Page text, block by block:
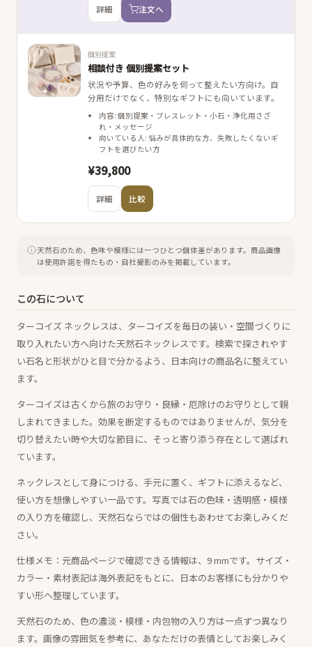
詳細 注文へ
個別提案
相談付き 個別提案セット
状況や予算、色の好みを伺って整えたい方向け。自
分用だけでなく、特別なギフトにも向いています。
内容: 個別提案・ブレスレット・小石・浄化用さざ
れ・メッセージ
向いている人: 悩みが具体的な方、失敗したくないギ
フトを選びたい方
¥39,800
詳細 比較
天然石のため、色味や模様には一つひとつ個体差があります。 商品画像
は使用許諾を得たもの・自社撮影のみを掲載しています。
この石について
ターコイズ ネックレスは、ターコイズを毎日の装い・空間づくりに
取り入れたい方へ向けた天然石ネックレスです。検索で探されやす
い石名と形状がひと目で分かるよう、日本向けの商品名に整えてい
ます。
ターコイズは古くから旅のお守り・良縁・厄除けのお守りとして親
しまれてきました。効果を断定するものではありませんが、気分を
切り替えたい時や大切な節目に、そっと寄り添う存在として選ばれ
ています。
ネックレスとして身につける、手元に置く、ギフトに添えるなど、
使い方を想像しやすい一品です。写真では石の色味・透明感・模様
の入り方を確認し、天然石ならではの個性もあわせてお楽しみくだ
さい。
仕様メモ：元商品ページで確認できる情報は、9 mmです。サイズ・
カラー・素材表記は海外表記をもとに、日本のお客様にも分かりや
すい形へ整理しています。
天然石のため、色の濃淡・模様・内包物の入り方は一点ずつ異なり
ます。画像の雰囲気を参考に、あなただけの表情としてお楽しみく